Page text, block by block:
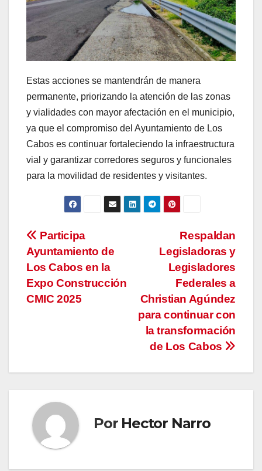
Estas acciones se mantendrán de manera
permanente, priorizando la atención de las zonas
y vialidades con mayor afectación en el municipio,
ya que el compromiso del Ayuntamiento de Los
Cabos es continuar fortaleciendo la infraestructura
vial y garantizar corredores seguros y funcionales
para la movilidad de residentes y visitantes.
Navegación
de
entradas
Respaldan
Legisladoras y
Legisladores
Federales a
Christian Agúndez
para continuar con
la transformación
de Los Cabos
Participa
Ayuntamiento de
Los Cabos en la
Expo Construcción
CMIC 2025
Por Hector Narro